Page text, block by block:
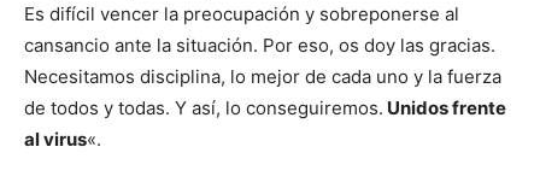
Es difícil vencer la preocupación y sobreponerse al
cansancio ante la situación. Por eso, os doy las gracias.
Necesitamos disciplina, lo mejor de cada uno y la fuerza
de todos y todas. Y así, lo conseguiremos. Unidos frente
al virus«.